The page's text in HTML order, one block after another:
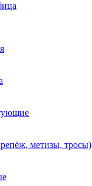
метизы, тросы)